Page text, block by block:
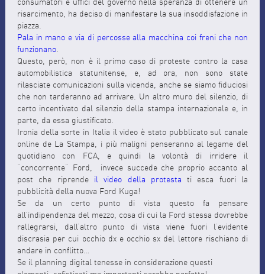
risarcimento, ha deciso di manifestare la sua insoddisfazione in
piazza.
Pala in mano e via di percosse alla macchina coi freni che non
funzionano.
Questo, però, non è il primo caso di proteste contro la casa
automobilistica statunitense, e, ad ora, non sono state
rilasciate comunicazioni sulla vicenda, anche se siamo fiduciosi
che non tarderanno ad arrivare. Un altro muro del silenzio, di
certo incentivato dal silenzio della stampa internazionale e, in
parte, da essa giustificato.
Ironia della sorte in Italia il video è stato pubblicato sul canale
online de La Stampa, i più maligni penseranno al legame del
quotidiano con FCA, e quindi la volontà di irridere il
“concorrente” Ford, invece succede che proprio accanto al
post che riprende il video della protesta ti esca fuori la
pubblicità della nuova Ford Kuga!
Se da un certo punto di vista questo fa pensare
all’indipendenza del mezzo, cosa di cui la Ford stessa dovrebbe
rallegrarsi, dall’altro punto di vista viene fuori l’evidente
discrasia per cui occhio dx e occhio sx del lettore rischiano di
andare in conflitto…
Se il planning digital tenesse in considerazione questi